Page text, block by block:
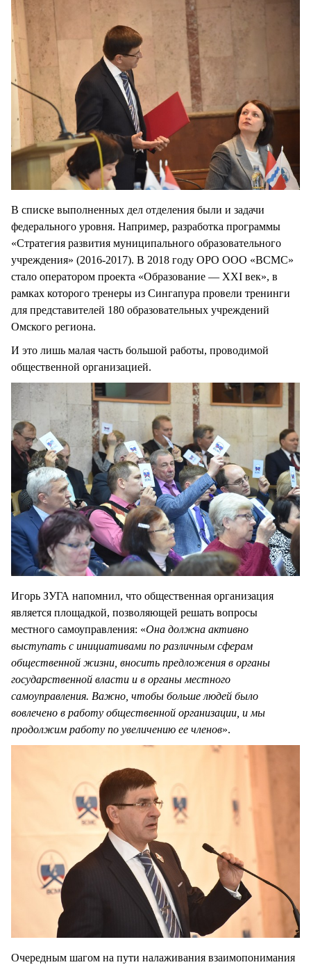
В списке выполненных дел отделения были и задачи
федерального уровня. Например, разработка программы
«Стратегия развития муниципального образовательного
учреждения» (2016-2017). В 2018 году ОРО ООО «ВСМС»
стало оператором проекта «Образование — XXI век», в
рамках которого тренеры из Сингапура провели тренинги
для представителей 180 образовательных учреждений
Омского региона.
И это лишь малая часть большой работы, проводимой
общественной организацией.
Игорь ЗУГА напомнил, что общественная организация
является площадкой, позволяющей решать вопросы
местного самоуправления: «Она должна активно
выступать с инициативами по различным сферам
общественной жизни, вносить предложения в органы
государственной власти и в органы местного
самоуправления. Важно, чтобы больше людей было
вовлечено в работу общественной организации, и мы
продолжим работу по увеличению ее членов».
Очередным шагом на пути налаживания взаимопонимания